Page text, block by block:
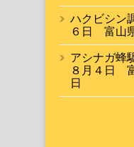
ハクビシン
６日 富山
アシナガ蜂
８月４日
日